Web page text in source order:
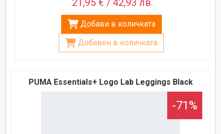
Добави в количката
Добавен в количката
PUMA Essentials+ Logo Lab Leggings Black
-71%